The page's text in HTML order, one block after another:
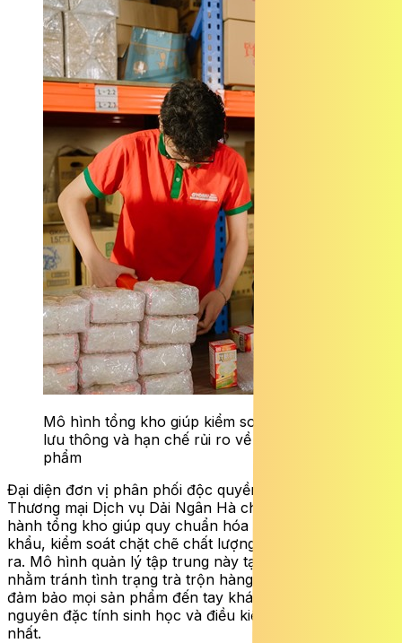
Mô hình tổng kho giúp kiểm soát quy trình
lưu thông và hạn chế rủi ro về chất lượng sản
phẩm
Đại diện đơn vị phân phối độc quyền là Công ty TNHH
Thương mại Dịch vụ Dải Ngân Hà cho biết, việc vận
hành tổng kho giúp quy chuẩn hóa quy trình nhập
khẩu, kiểm soát chặt chẽ chất lượng từ đầu vào đến đầu
ra. Mô hình quản lý tập trung này tạo ra một “hàng rào”
nhằm tránh tình trạng trà trộn hàng kém chất lượng,
đảm bảo mọi sản phẩm đến tay khách hàng đều giữ
nguyên đặc tính sinh học và điều kiện bảo quản tốt
nhất.